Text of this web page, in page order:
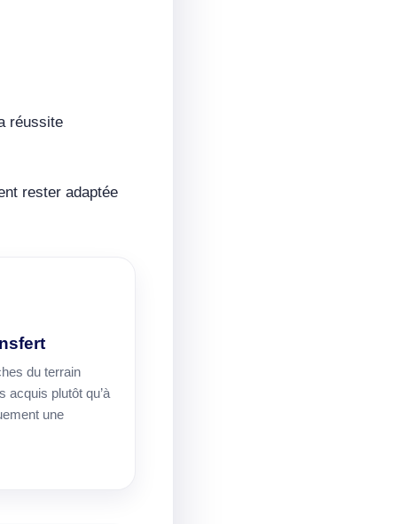
réussite
rester adaptée
du terrain
acquis plutôt qu’à
une